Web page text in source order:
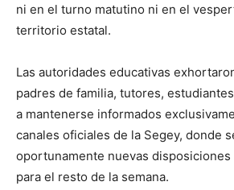
ni en el turno matutino ni en el
territorio estatal.
Las autoridades educativas
padres de familia, tutores,
a mantenerse informados
canales oficiales de la Segey, donde
oportunamente nuevas
para el resto de la semana.